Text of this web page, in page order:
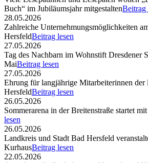
Buch“ im Jubiläumsjahr mitgestaltenBeitrag
28.05.2026
Zahlreiche Unternehmungsmöglichkeiten
HersfeldBeitrag lesen
27.05.2026
Tag des Nachbarn im Wohnstift Dresdener
MaiBeitrag lesen
27.05.2026
Ehrung für langjährige Mitarbeiterinnen der
HersfeldBeitrag lesen
26.05.2026
Sommerarena in der Breitenstraße startet
lesen
26.05.2026
Landkreis und Stadt Bad Hersfeld
KurhausBeitrag lesen
22.05.2026